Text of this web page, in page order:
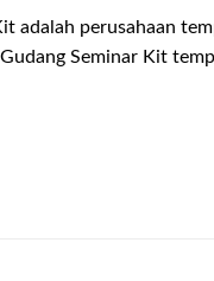
adalah perusahaan
Seminar Kit